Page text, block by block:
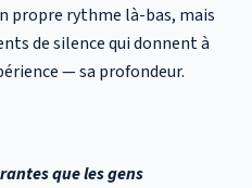
propre rythme là-bas, mais
de silence qui donnent à
— sa profondeur.
que les gens